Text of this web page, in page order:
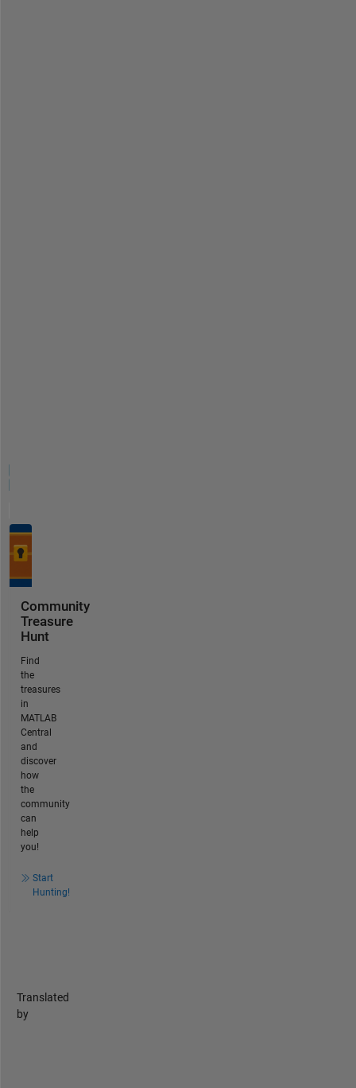
Community
Treasure
Hunt
Find
the
treasures
in
MATLAB
Central
and
discover
how
the
community
can
help
you!
Start
Hunting!
Translated
by